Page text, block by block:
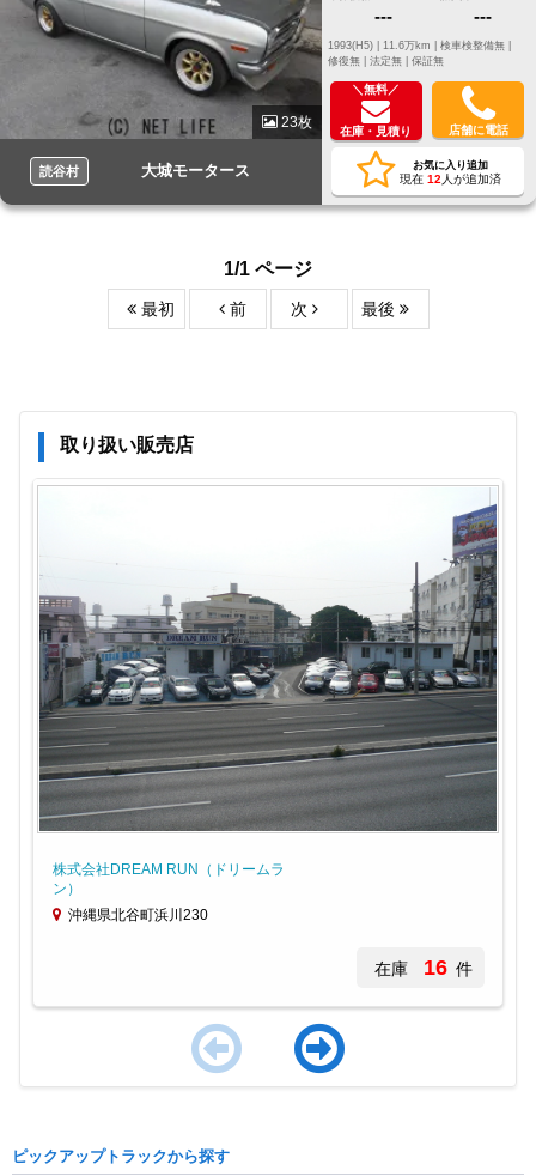
23枚
読谷村 大城モータース
--- ---
修復無 | 法定無 | 保証無
＼無料／
在庫・見積り 店舗に電話
お気に入り追加
現在 12 人が追加済
1/1 ページ
最初 前 次 最後
取り扱い販売店
株式会社DREAM RUN（ドリームラ
ン）
沖縄県北谷町浜川230
在庫 16 件
4
ピックアップトラックから探す